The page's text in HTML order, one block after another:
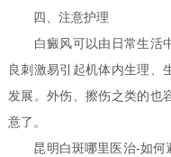
四、注意护理
白癜风可以由日常生活中
良刺激易引起机体内生理、
发展。外伤、擦伤之类的也
意了。
昆明白斑哪里医治-如何